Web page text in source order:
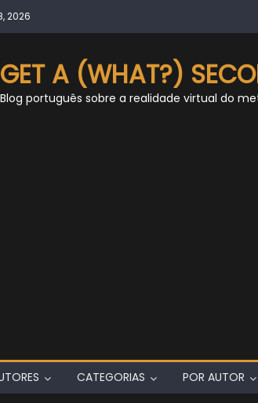
2026
GET A (WHAT?)
Blog português sobre a realidade virtual do
CATEGORIAS POR AUTOR